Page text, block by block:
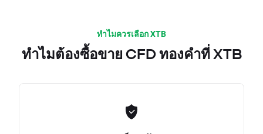
ทำไมควรเลือก XTB
ทำไมต้องซื้อขาย CFD ทองคำที่ XTB